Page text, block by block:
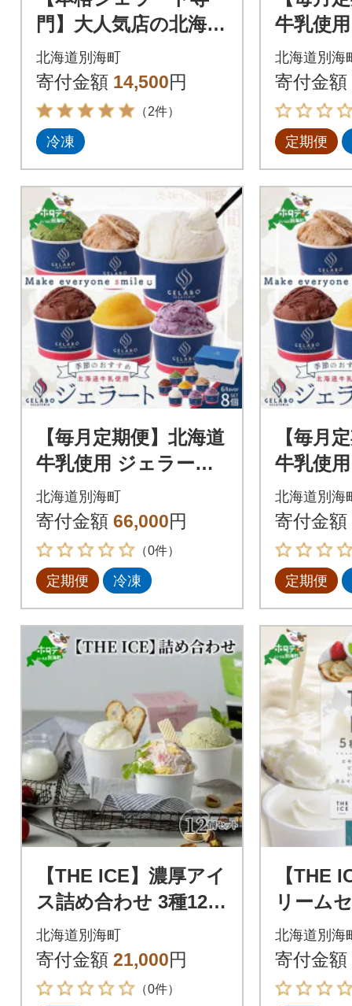
門】大人気店の北海道
贅沢ジェラートセッ
ト ティラミス 8個 ア
イス好きにも
北海道別海町
寄付金額 14,500円
（2件）
冷凍
牛乳使
おすす
全12回
北海道別海
寄付金額
定期便
【毎月定期便】北海道
牛乳使用 ジェラート
おすすめ8個セット 全
5回
北海道別海町
寄付金額 66,000円
（0件）
定期便 冷凍
【毎月
牛乳使
おすす
3回
北海道別海
寄付金額
定期便
【THE ICE】濃厚アイ
ス詰め合わせ 3種12個
セット(3種類×4個)
【別海町産生乳を使
用】
北海道別海町
寄付金額 21,000円
（0件）
【THE
リーム
比べ 12
町 厳選
みを使用
北海道別海
寄付金額